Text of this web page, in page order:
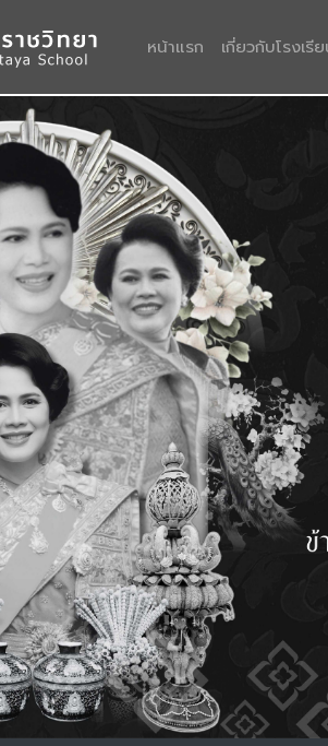
หน้าแรก (current)
เกี่ยวกับโรงเรี